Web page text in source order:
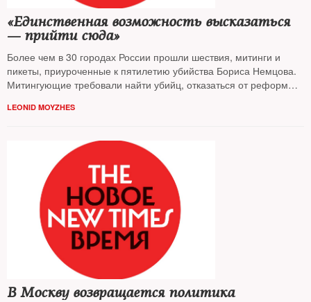
«Единственная возможность высказаться
— прийти сюда»
Более чем в 30 городах России прошли шествия, митинги и
пикеты, приуроченные к пятилетию убийства Бориса Немцова.
Митингующие требовали найти убийц, отказаться от реформы
В Москве прошла крупнейшая акция оппозиции с сентября
LEONID MOYZHES
В Москву возвращается политика